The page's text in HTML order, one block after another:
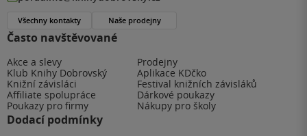
Často navštěvované
Akce a slevy
Prodejny
Klub Knihy Dobrovský
Aplikace KDčko
Knižní závisláci
Festival knižních závisláků
Affiliate spolupráce
Dárkové poukazy
Poukazy pro firmy
Nákupy pro školy
Dodací podmínky
Všechny kontakty Naše prodejny